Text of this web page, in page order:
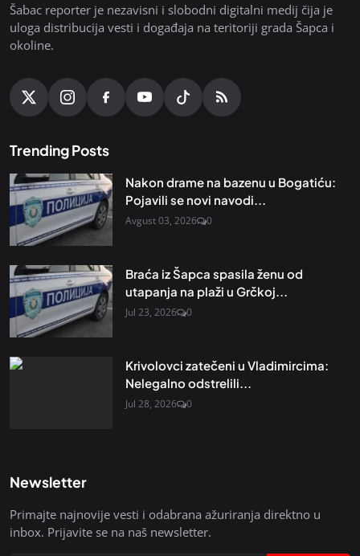
Šabac reporter je nezavisni i slobodni digitalni medij čija je
uloga distribucija vesti i događaja na teritoriji grada Šapca i
okoline.
Trending Posts
Nakon drame na bazenu u Bogatiću:
Pojavili se novi navodi...
Avgust 03, 2026 0
Braća iz Šapca spasila ženu od
utapanja na plaži u Grčkoj...
Jul 23, 2026 0
Krivolovci zatečeni u Vladimircima:
Nelegalno odstrelili...
Jul 28, 2026 0
Newsletter
Primajte najnovije vesti i odabrana ažuriranja direktno u
inbox. Prijavite se na naš newsletter.